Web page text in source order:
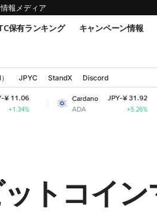
報メディア
保有ランキング キャンペーン情報
JPYC StandX Discord
Cardano
ADA
JPY-¥ 31.92
+5.26%
トコイ